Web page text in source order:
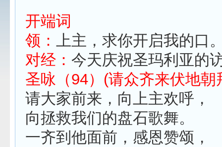
开端词
领：
上主，求你开启我的口
对经： 今天庆祝圣玛利亚的
圣咏（94）(请众齐来伏地朝
请大家前来，向上主欢呼，
向拯救我们的盘石歌舞。
一齐到他面前，感恩赞颂，